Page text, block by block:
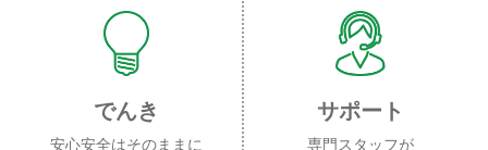
でんき
安心安全はそのままに
サポート
専門スタッフが